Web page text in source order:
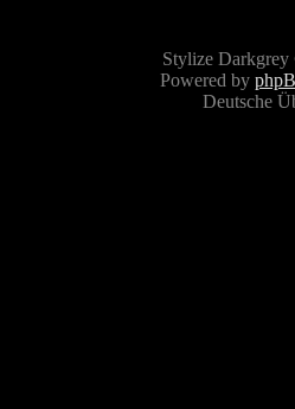
Stylize
Powered by
Deutsche